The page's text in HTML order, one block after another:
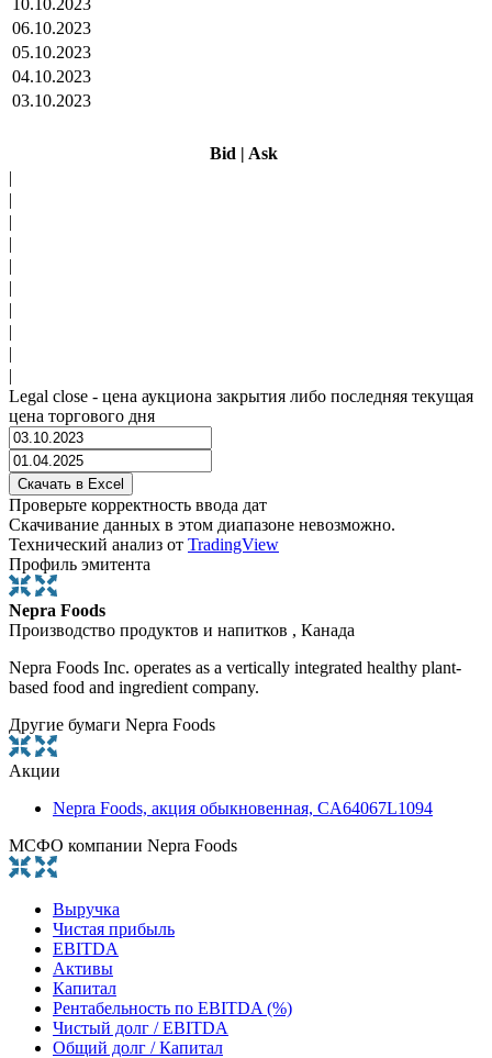
06.10.2023
05.10.2023
04.10.2023
03.10.2023
Bid | Ask
|
|
|
|
|
|
|
|
|
|
Legal close - цена аукциона закрытия либо последняя текущая
цена торгового дня
Проверьте корректность ввода дат
Скачивание данных в этом диапазоне невозможно.
Технический анализ от TradingView
Профиль эмитента
Nepra Foods
Производство продуктов и напитков , Канада
Nepra Foods Inc. operates as a vertically integrated healthy plant-
based food and ingredient company.
Другие бумаги Nepra Foods
Акции
Nepra Foods, акция обыкновенная, CA64067L1094
МСФО компании Nepra Foods
Выручка
Чистая прибыль
EBITDA
Активы
Капитал
Рентабельность по EBITDA (%)
Чистый долг / EBITDA
Общий долг / Капитал